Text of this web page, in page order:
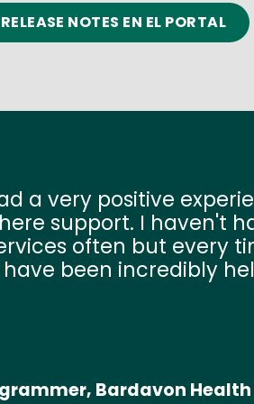
NOTES EN EL PORTAL
use
I
and